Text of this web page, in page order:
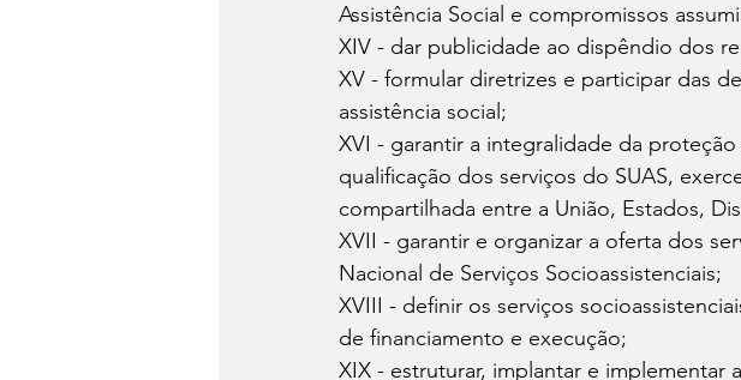
Assistência Social e compromissos
XIV - dar publicidade ao dispêndio dos
XV - formular diretrizes e participar das
assistência social;
XVI - garantir a integralidade da
qualificação dos serviços do SUAS,
compartilhada entre a União, Estados,
XVII - garantir e organizar a oferta dos
Nacional de Serviços Socioassistenciais;
XVIII - definir os serviços
de financiamento e execução;
XIX - estruturar, implantar e implementar